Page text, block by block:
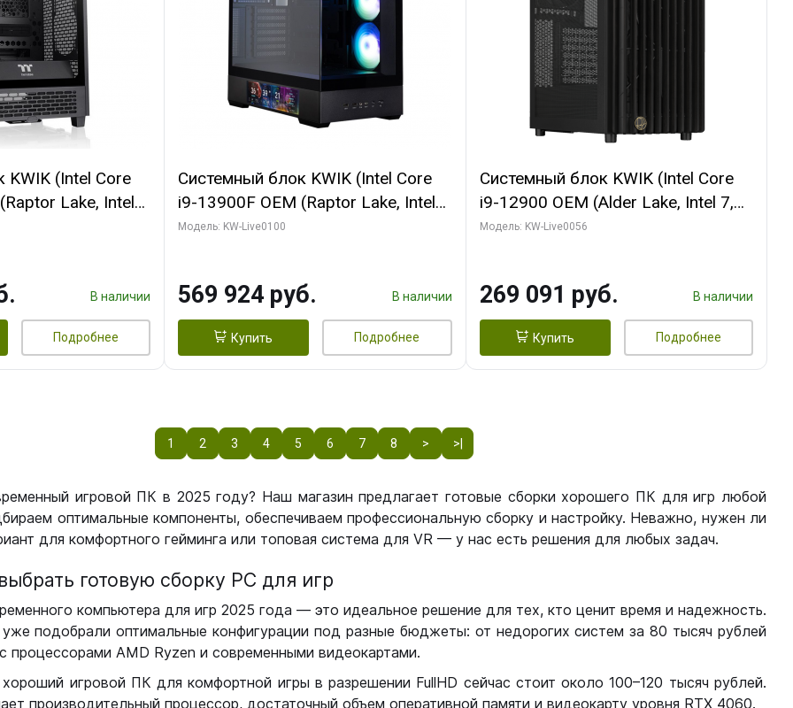
KWIK (Intel Core
Lake, Intel
ГБ ОЗУ (2
SSD)
В наличии
Подробнее
Системный блок KWIK (Intel Core
i9-13900F OEM (Raptor Lake, Intel
7, Efficient-co/ 16 ГБ ОЗУ (2
Turbo/ 512 ГБ SSD)
Модель: KW-Live0100
569 924 руб. В наличии
Купить Подробнее
Системный блок KWIK (Intel Core
i9-12900 OEM (Alder Lake, Intel 7,
C16 8EC/8PC/T2/ 64 ГБ ОЗУ (2
ТБ SSD)
Модель: KW-Live0056
269 091 руб. В наличии
Купить Подробнее
1 2 3 4 5 6 7 8 > >|
игровой ПК в 2025 году? Наш магазин предлагает готовые сборки хорошего ПК для игр любой
оптимальные компоненты, обеспечиваем профессиональную сборку и настройку. Неважно, нужен ли
для комфортного гейминга или топовая система для VR — у нас есть решения для любых задач.
готовую сборку РС для игр
компьютера для игр 2025 года — это идеальное решение для тех, кто ценит время и надежность.
подобрали оптимальные конфигурации под разные бюджеты: от недорогих систем за 80 тысяч рублей
AMD Ryzen и современными видеокартами.
игровой ПК для комфортной игры в разрешении FullHD сейчас стоит около 100–120 тысяч рублей.
производительный процессор, достаточный объем оперативной памяти и видеокарту уровня RTX 4060.